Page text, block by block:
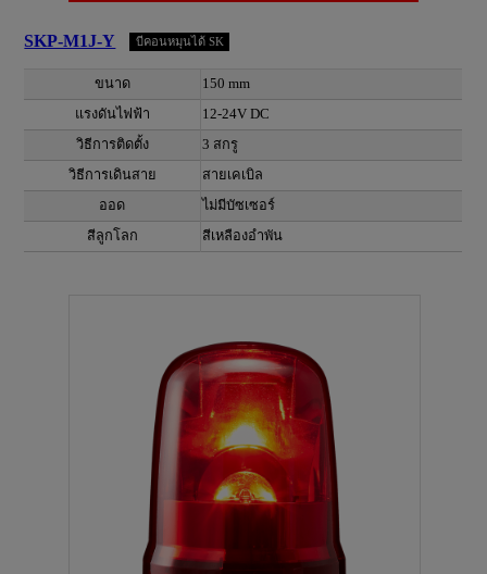
SKP-M1J-Y บีคอนหมุนได้ SK
ขนาด
150 mm
แรงดันไฟฟ้า
12-24V DC
วิธีการติดตั้ง
3 สกรู
วิธีการเดินสาย
สายเคเบิล
ออด
ไม่มีบัซเซอร์
สีลูกโลก
สีเหลืองอำพัน